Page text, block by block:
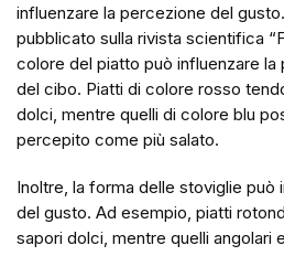
influenzare la percezione del
pubblicato sulla rivista scientifica
colore del piatto può influenzare
del cibo. Piatti di colore rosso
dolci, mentre quelli di colore blu
percepito come più salato.
Inoltre, la forma delle stoviglie può
del gusto. Ad esempio, piatti
sapori dolci, mentre quelli angolari